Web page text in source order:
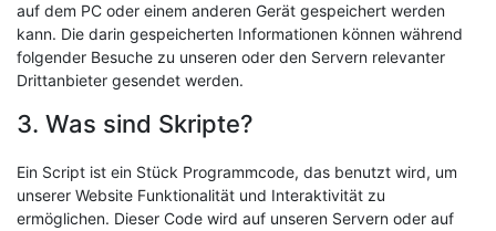
auf dem PC oder einem anderen Gerät gespeichert werden
kann. Die darin gespeicherten Informationen können während
folgender Besuche zu unseren oder den Servern relevanter
Drittanbieter gesendet werden.
3. Was sind Skripte?
Ein Script ist ein Stück Programmcode, das benutzt wird, um
unserer Website Funktionalität und Interaktivität zu
ermöglichen. Dieser Code wird auf unseren Servern oder auf